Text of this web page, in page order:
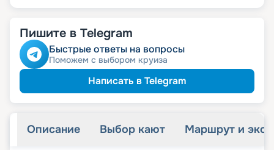
Пишите в Telegram
Быстрые ответы на вопросы
Поможем с выбором круиза
Написать в Telegram
Описание Выбор кают Маршрут и